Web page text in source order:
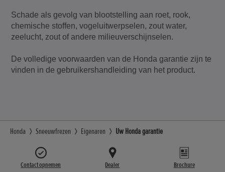
Schade als gevolg van blootstelling aan roet, rook,
chemische stoffen, vogeluitwerpselen, zout water,
zeelucht, zout of andere milieuverschijnselen.
De volledige voorwaarden van de Honda garantie zijn te
vinden in de gebruikershandleiding van het product.
Honda Sneeuwfrezen Eigenaren Uw Honda garantie
Contact opnemen Dealer Brochure